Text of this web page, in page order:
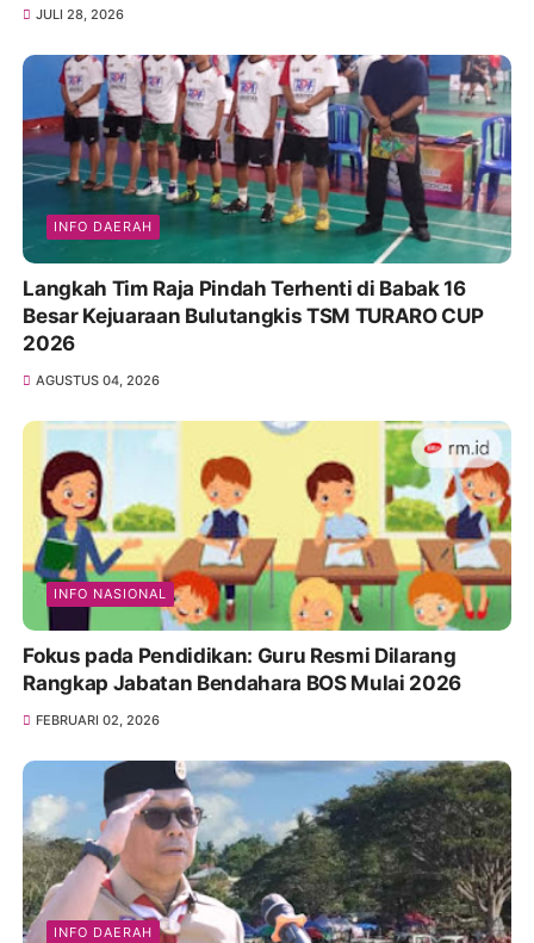
JULI 28, 2026
INFO DAERAH
Langkah Tim Raja Pindah Terhenti di Babak 16
Besar Kejuaraan Bulutangkis TSM TURARO CUP
2026
AGUSTUS 04, 2026
INFO NASIONAL
Fokus pada Pendidikan: Guru Resmi Dilarang
Rangkap Jabatan Bendahara BOS Mulai 2026
FEBRUARI 02, 2026
INFO DAERAH